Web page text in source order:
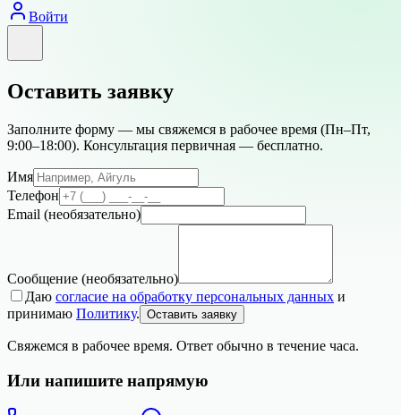
Войти
Оставить заявку
Заполните форму — мы свяжемся в рабочее время (Пн–Пт,
9:00–18:00). Консультация первичная — бесплатно.
Имя
Телефон
Email (необязательно)
Сообщение (необязательно)
Даю согласие на обработку персональных данных и
принимаю Политику. Оставить заявку
Свяжемся в рабочее время. Ответ обычно в течение часа.
Или напишите напрямую